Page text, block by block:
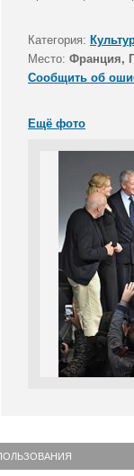
Категория:
Место: Франция,
Сообщить об
Ещё фото